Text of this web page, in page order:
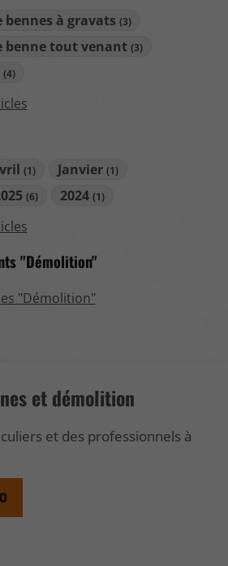
bennes à gravats (3)
benne tout venant (3)
(4)
(1) Janvier(1)
(6) 2024(1)
"Démolition"
"Démolition"
et démolition
et des professionnels à